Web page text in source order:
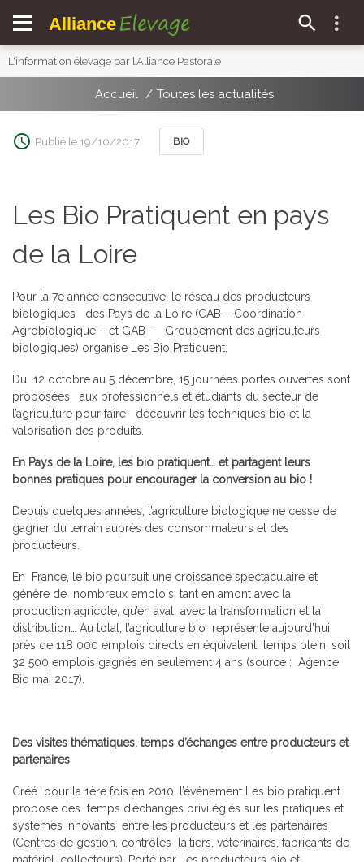
Alliance Elevage
L'information élevage par l'Alliance Pastorale
Accueil Toutes les actualités
Publié le 19/10/2017 BIO
Les Bio Pratiquent en pays
de la Loire
Pour la 7e année consécutive, le réseau des producteurs
biologiques des Pays de la Loire (CAB – Coordination
Agrobiologique – et GAB – Groupement des agriculteurs
biologiques) organise
Les Bio Pratiquent.
Du 12 octobre au 5 décembre, 15 journées portes ouvertes sont
proposées aux professionnels et étudiants du secteur de
l’agriculture pour faire découvrir les techniques bio et la
valorisation des produits.
En Pays de la Loire, les bio pratiquent… et partagent leurs
bonnes pratiques pour encourager la conversion au bio !
Depuis quelques années, l’agriculture biologique ne cesse de
gagner du terrain auprès des consommateurs et des
producteurs.
En France, le bio poursuit une croissance spectaculaire et
génère de nombreux emplois, tant en amont avec la
production agricole, qu’en aval avec la transformation et la
distribution… Au total, l’agriculture bio représente aujourd’hui
près de 118 000 emplois directs en équivalent temps plein, soit
32 500 emplois gagnés en seulement 4 ans (source : Agence
Bio mai 2017).
Des visites thématiques, temps d’échanges entre producteurs et
partenaires
Créé pour la 1ère fois en 2010, l’événement Les bio pratiquent
propose des temps d’échanges privilégiés sur les pratiques et
systèmes innovants entre les producteurs et les partenaires
(Centres de gestion, contrôles laitiers, vétérinaires, fabricants de